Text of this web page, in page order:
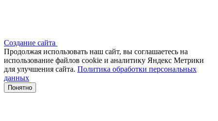
Создание сайта
Продолжая использовать наш сайт, вы соглашаетесь на
использование файлов сооkіе и аналитику Яндекс Метрики
для улучшения сайта. Политика обработки персональных
данных
Понятно